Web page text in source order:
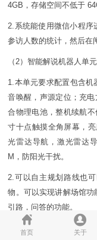
首页 关于
4GB，存储空间不低于
2.系统能使用微信小程序
参访人数的统计，然后在
（2）智能解说机器人单元
1.本单元要求配置包含机
音唤醒，声源定位；充
合物理电池，整机续航
寸十点触摸全角屏幕，
光雷达导航，激光雷达
M，防阳光干扰。
2.可以自主规划路线也
物。可以实现讲解场馆
引路，问答的功能。
（3）导览助手单元